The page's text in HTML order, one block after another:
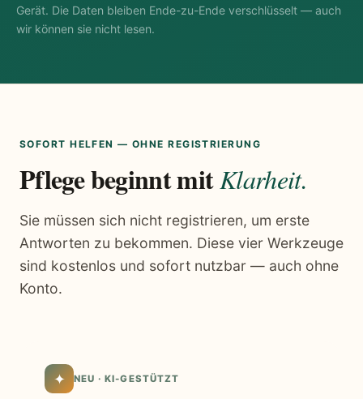
Gerät. Die Daten bleiben Ende-zu-Ende verschlüsselt — auch
wir können sie nicht lesen.
SOFORT HELFEN — OHNE REGISTRIERUNG
Pflege beginnt mitKlarheit.
Sie müssen sich nicht registrieren, um erste
Antworten zu bekommen. Diese vier Werkzeuge
sind kostenlos und sofort nutzbar — auch ohne
Konto.
✦ NEU · KI-GESTÜTZT